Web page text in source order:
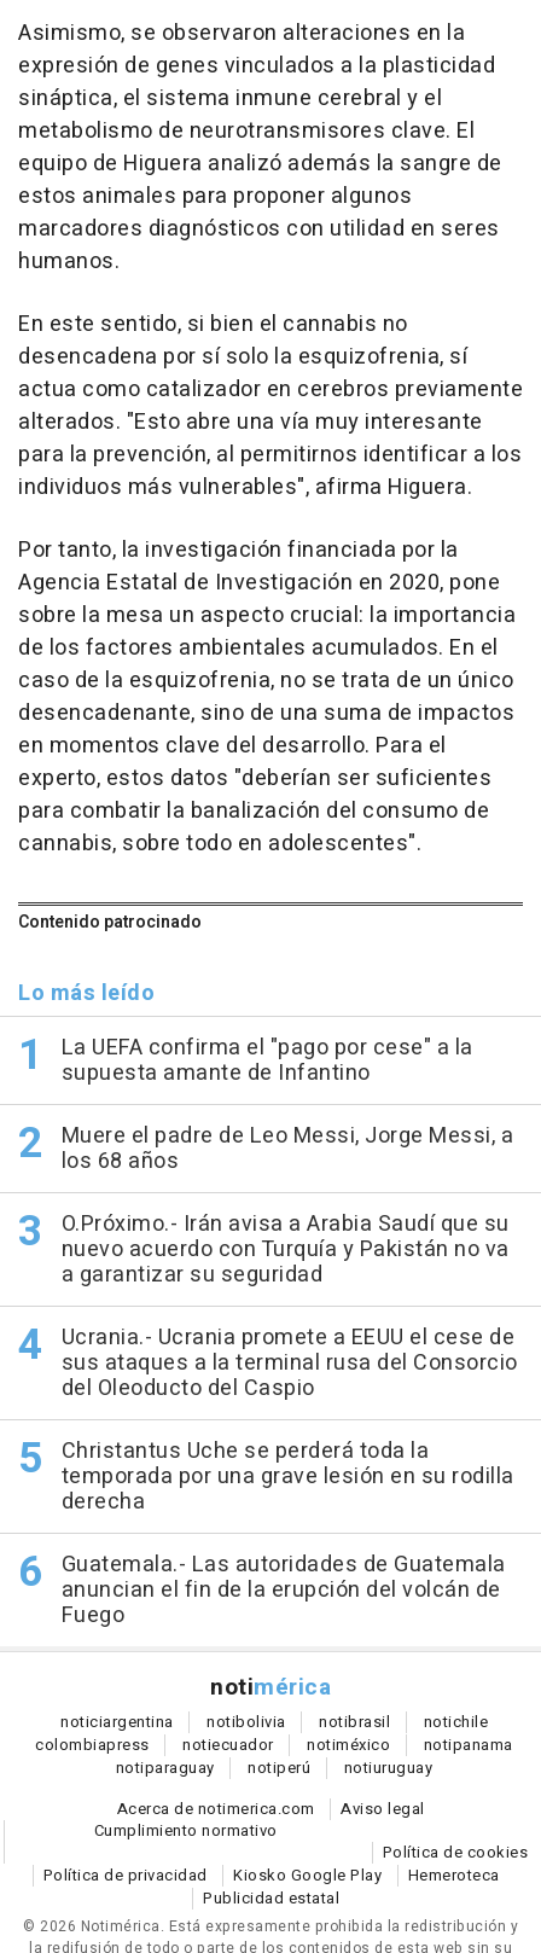
Asimismo, se observaron alteraciones en la
expresión de genes vinculados a la plasticidad
sináptica, el sistema inmune cerebral y el
metabolismo de neurotransmisores clave. El
equipo de Higuera analizó además la sangre de
estos animales para proponer algunos
marcadores diagnósticos con utilidad en seres
humanos.
En este sentido, si bien el cannabis no
desencadena por sí solo la esquizofrenia, sí
actua como catalizador en cerebros previamente
alterados. "Esto abre una vía muy interesante
para la prevención, al permitirnos identificar a los
individuos más vulnerables", afirma Higuera.
Por tanto, la investigación financiada por la
Agencia Estatal de Investigación en 2020, pone
sobre la mesa un aspecto crucial: la importancia
de los factores ambientales acumulados. En el
caso de la esquizofrenia, no se trata de un único
desencadenante, sino de una suma de impactos
en momentos clave del desarrollo. Para el
experto, estos datos "deberían ser suficientes
para combatir la banalización del consumo de
cannabis, sobre todo en adolescentes".
Contenido patrocinado
Lo más leído
La UEFA confirma el "pago por cese" a la
supuesta amante de Infantino
Muere el padre de Leo Messi, Jorge Messi, a
los 68 años
O.Próximo.- Irán avisa a Arabia Saudí que su
nuevo acuerdo con Turquía y Pakistán no va
a garantizar su seguridad
Ucrania.- Ucrania promete a EEUU el cese de
sus ataques a la terminal rusa del Consorcio
del Oleoducto del Caspio
Christantus Uche se perderá toda la
temporada por una grave lesión en su rodilla
derecha
Guatemala.- Las autoridades de Guatemala
anuncian el fin de la erupción del volcán de
Fuego
notimérica
noticiargentina notibolivia notibrasil notichile
colombiapress notiecuador notiméxico notipanama
notiparaguay notiperú notiuruguay
Acerca de notimerica.com
Aviso legal
Cumplimiento normativo
Política de cookies
Política de privacidad
Kiosko Google Play
Hemeroteca
Publicidad estatal
© 2026 Notimérica. Está expresamente prohibida la redistribución y
la redifusión de todo o parte de los contenidos de esta web sin su